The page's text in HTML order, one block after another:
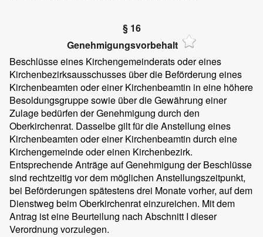
§ 16
Genehmigungsvorbehalt
Beschlüsse eines Kirchengemeinderats oder eines
Kirchenbezirksausschusses über die Beförderung eines
Kirchenbeamten oder einer Kirchenbeamtin in eine höhere
Besoldungsgruppe sowie über die Gewährung einer
Zulage bedürfen der Genehmigung durch den
Oberkirchenrat. Dasselbe gilt für die Anstellung eines
Kirchenbeamten oder einer Kirchenbeamtin durch eine
Kirchengemeinde oder einen Kirchenbezirk.
Entsprechende Anträge auf Genehmigung der Beschlüsse
sind rechtzeitig vor dem möglichen Anstellungszeitpunkt,
bei Beförderungen spätestens drei Monate vorher, auf dem
Dienstweg beim Oberkirchenrat einzureichen. Mit dem
Antrag ist eine Beurteilung nach Abschnitt I dieser
Verordnung vorzulegen.